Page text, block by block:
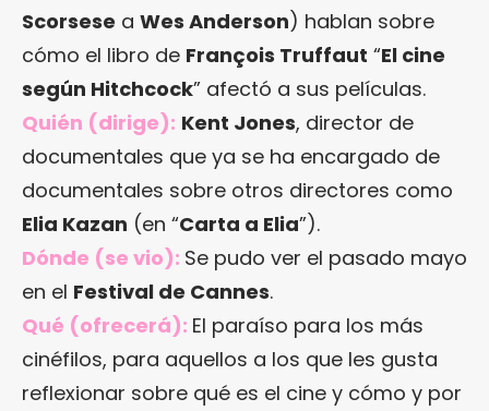
Scorsese a Wes Anderson) hablan sobre
cómo el libro de François Truffaut “El cine
según Hitchcock” afectó a sus películas.
Quién (dirige): Kent Jones, director de
documentales que ya se ha encargado de
documentales sobre otros directores como
Elia Kazan (en “Carta a Elia”).
Dónde (se vio): Se pudo ver el pasado mayo
en el Festival de Cannes.
Qué (ofrecerá): El paraíso para los más
cinéfilos, para aquellos a los que les gusta
reflexionar sobre qué es el cine y cómo y por